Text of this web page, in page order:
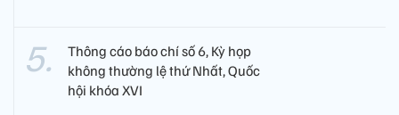
Thông cáo báo chí số 6, Kỳ họp
không thường lệ thứ Nhất, Quốc
hội khóa XVI